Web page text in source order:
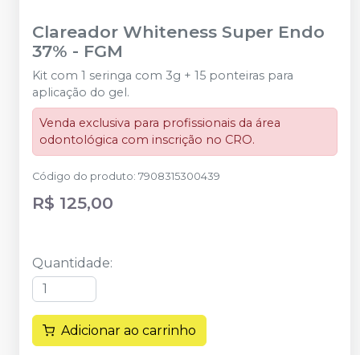
Clareador Whiteness Super Endo
37% - FGM
Kit com 1 seringa com 3g + 15 ponteiras para
aplicação do gel.
Venda exclusiva para profissionais da área
odontológica com inscrição no CRO.
Código do produto: 7908315300439
R$ 125,00
Quantidade:
Adicionar ao carrinho